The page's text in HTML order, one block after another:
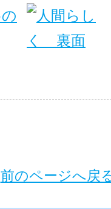
前のページへ戻